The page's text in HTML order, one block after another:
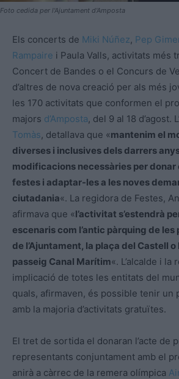
Foto cedida per l'Ajuntament d'Amposta
Els concerts de Miki Núñez, Pep
Rampaire i Paula Valls, activitats més
Concert de Bandes o el Concurs de
d’altres de nova creació per als més
les 170 activitats que conformen el
majors d’Amposta, del 9 al 18 d’agost.
Tomàs, detallava que «mantenim el
diverses i inclusives dels darrers
modificacions necessàries per donar
festes i adaptar-les a les noves
ciutadania«. La regidora de Festes,
afirmava que «l’activitat s’estendrà
escenaris com l’antic pàrquing de les
de l’Ajuntament, la plaça del Castell o
passeig Canal Marítim«. L’alcalde i la
implicació de totes les entitats del
quals, afirmaven, és possible tenir un
amb la majoria d’activitats gratuïtes.
El tret de sortida el donaran l’acte de
representants conjuntament amb el
anirà a càrrec de la remera olímpica